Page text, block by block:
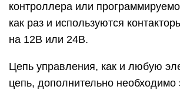
контроллера или
как раз и используются
на 12В или 24В.
Цепь управления, как и любую
цепь, дополнительно